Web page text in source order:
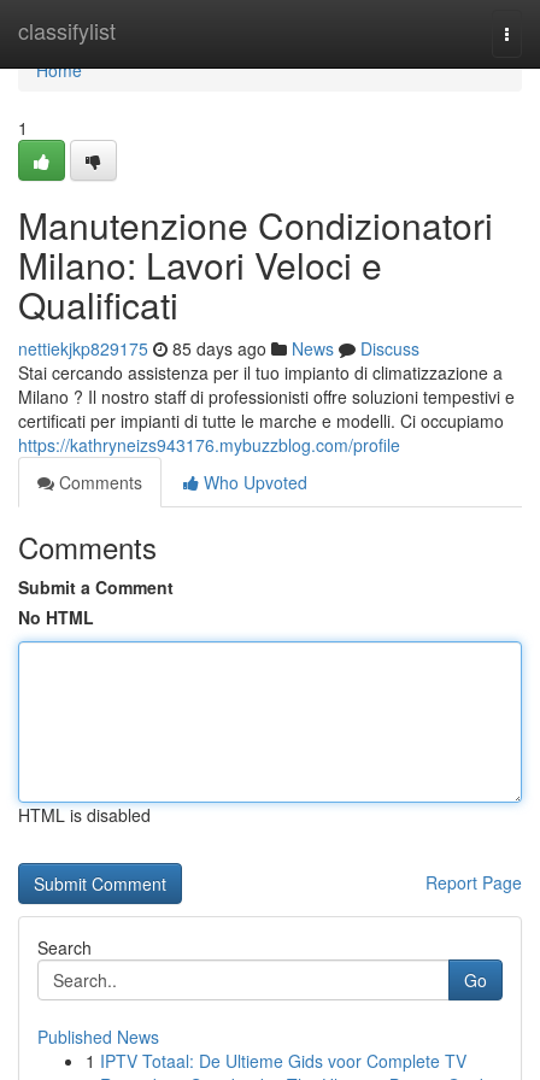
classifylist
Home
Home
1
Manutenzione Condizionatori
Milano: Lavori Veloci e
Qualificati
nettiekjkp829175 85 days ago News
Discuss
Stai cercando assistenza per il tuo impianto di climatizzazione a
Milano ? Il nostro staff di professionisti offre soluzioni tempestivi e
certificati per impianti di tutte le marche e modelli. Ci occupiamo
https://kathryneizs943176.mybuzzblog.com/profile
Comments
Who Upvoted
Comments
Submit a Comment
No HTML
HTML is disabled
Report Page
Search
Go
Published News
1 IPTV Totaal: De Ultieme Gids voor Complete TV